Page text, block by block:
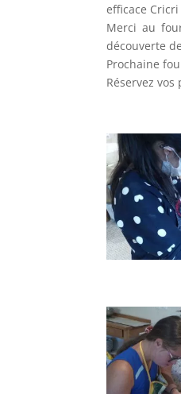
efficace
Merci au
découverte
Prochaine
Réservez